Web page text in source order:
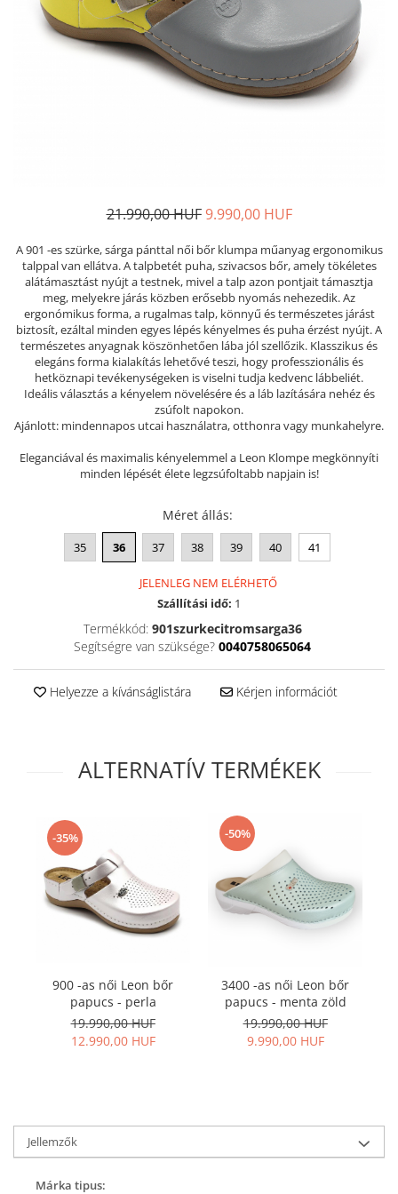
Női nyitott papucs - DOSS
Női szandál - DOSS
Férfi nyitott papucs - DOSS
PIUMETTA - gördülő talpú lábbeli
Női nyitott papucs - Medi+
LEON KLOMPE LÁBBELI
Női csukott papucs - Leon
Férfi csukott papucs - Leon
Női nyitott papucs - Leon
Női szandál - Leon
Férfi nyitott papucs
NYÁRI NŐI LÁBBELI KOLLEKCIÓ
Szandál
NYARI FÉRFI LÁBBELI KOLLEKCIÓ
STERILIZÁLHATÓ KLUMPA
TÉLI GYAPJÚ PAPUCSOK - női és
KIVEHETŐ TALPBETÉTES KLUMPA
BÜTYKÖS LÁBRA VALÓ PAPUCS
MUNKAVÉDELMI TANUSÍTVÁNNYAL
rendelkező termék
21.990,00 HUF 9.990,00 HUF
A 901 -es szürke, sárga pánttal női bőr klumpa műanyag ergonomikus
talppal van ellátva. A talpbetét puha, szivacsos bőr, amely tökéletes
alátámasztást nyújt a testnek, mivel a talp azon pontjait támasztja
meg, melyekre járás közben erősebb nyomás nehezedik. Az
ergonómikus forma, a rugalmas talp, könnyű és természetes járást
biztosít, ezáltal minden egyes lépés kényelmes és puha érzést nyújt. A
természetes anyagnak köszönhetően lába jól szellőzik. Klasszikus és
elegáns forma kialakítás lehetővé teszi, hogy professzionális és
hetköznapi tevékenységeken is viselni tudja kedvenc lábbeliét.
Ideális választás a kényelem növelésére és a láb lazítására nehéz és
zsúfolt napokon.
Ajánlott: mindennapos utcai használatra, otthonra vagy munkahelyre.
Eleganciával és maximalis kényelemmel a Leon Klompe megkönnyíti
minden lépését élete legzsúfoltabb napjain is!
Méret állás:
35 36 37 38 39 40 41
JELENLEG NEM ELÉRHETŐ
Szállítási idő: 1
Termékkód: 901szurkecitromsarga36
Segítségre van szüksége? 0040758065064
Helyezze a kívánságlistára Kérjen információt
ALTERNATÍV TERMÉKEK
-35%
900 -as női Leon bőr
papucs - perla
19.990,00 HUF
12.990,00 HUF
-50%
3400 -as női Leon bőr
papucs - menta zöld
19.990,00 HUF
9.990,00 HUF
Jellemzők
Márka tipus: